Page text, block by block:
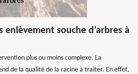
enlèvement souche d’arbres à
plus ou moins complexe. La
de la qualité de la racine à traiter. En effet,